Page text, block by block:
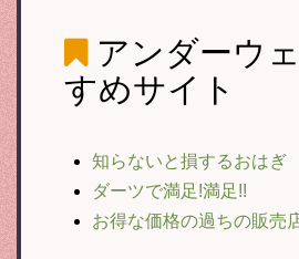
アンダーウ
すめサイト
知らないと損するおはぎ
ダーツで満足!満足!!
お得な価格の過ちの販売